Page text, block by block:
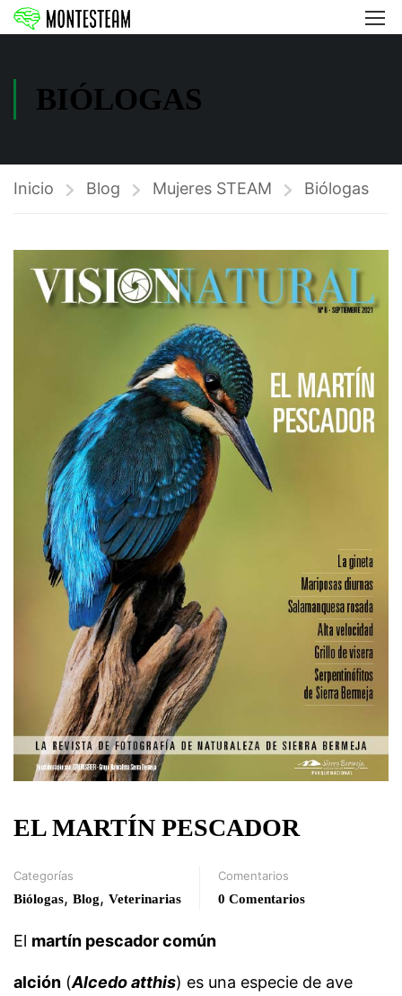
BIÓLOGAS
Inicio Blog Mujeres STEAM Biólogas
EL MARTÍN PESCADOR
Categorías
Biólogas, Blog, Veterinarias
Comentarios
0 Comentarios
El martín pescador común
alción (Alcedo atthis) es una especie de ave